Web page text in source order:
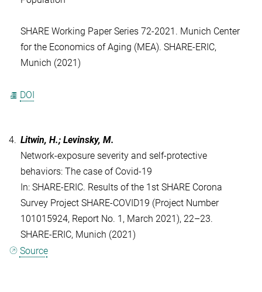
SHARE Working Paper Series 72-2021. Munich Center
for the Economics of Aging (MEA). SHARE-ERIC,
Munich (2021)
DOI
4. Litwin, H.; Levinsky, M.
Network-exposure severity and self-protective
behaviors: The case of Covid-19
In: SHARE-ERIC. Results of the 1st SHARE Corona
Survey Project SHARE-COVID19 (Project Number
101015924, Report No. 1, March 2021), 22–23.
SHARE-ERIC, Munich (2021)
Source